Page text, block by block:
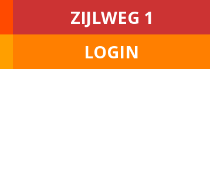
ZIJLWEG 1
LOGIN